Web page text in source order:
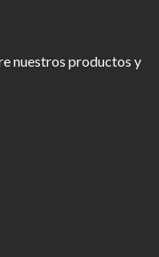
nuestros productos y